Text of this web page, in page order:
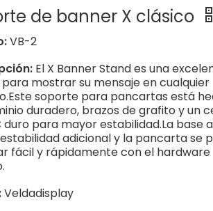
de banner X clásico
VB-2
El X Banner Stand es una
mostrar su mensaje en cualquier
soporte para pancartas está
duradero, brazos de grafito y un
duro para mayor estabilidad.La base
adicional y la pancarta se
fácil y rápidamente con el hardware
Veldadisplay